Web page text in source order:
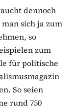
dennoch
sich ja zum
so
zum
für politische
So seien
rund 750